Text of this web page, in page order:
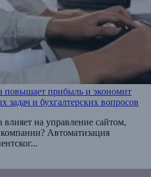
повышает прибыль и экономит
и бухгалтерских вопросов
влияет на управление сайтом,
Автоматизация